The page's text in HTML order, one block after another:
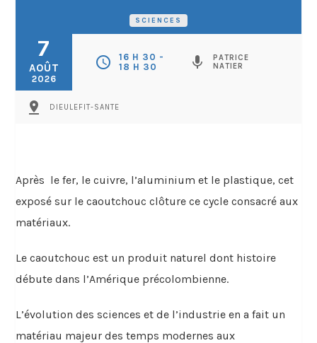
SCIENCES
7
AOÛT
2026
schedule
16 H 30 -
18 H 30
mic
PATRICE
NATIER
pin_drop DIEULEFIT-SANTE
Après le fer, le cuivre, l’aluminium et le plastique, cet
exposé sur le caoutchouc clôture ce cycle consacré aux
matériaux.
Le caoutchouc est un produit naturel dont histoire
débute dans l’Amérique précolombienne.
L’évolution des sciences et de l’industrie en a fait un
matériau majeur des temps modernes aux